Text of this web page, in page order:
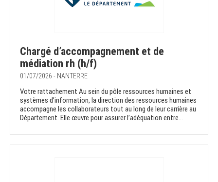
Chargé d’accompagnement et de
médiation rh (h/f)
01/07/2026 - NANTERRE
Votre rattachement Au sein du pôle ressources humaines et
systèmes d’information, la direction des ressources humaines
accompagne les collaborateurs tout au long de leur carrière au
Département. Elle œuvre pour assurer l’adéquation entre...